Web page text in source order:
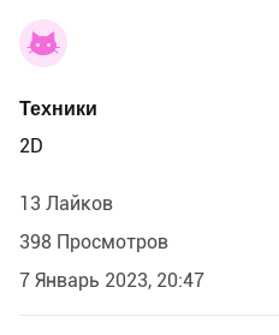
Техники
2D
13 Лайков
398 Просмотров
7 Январь 2023, 20:47